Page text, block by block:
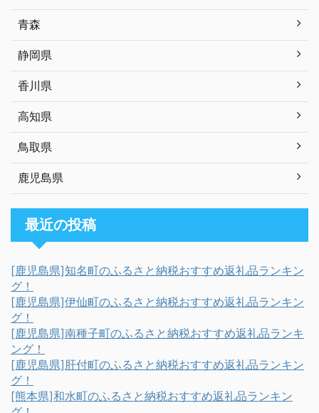
青森
静岡県
香川県
高知県
鳥取県
鹿児島県
最近の投稿
[鹿児島県]知名町のふるさと納税おすすめ返礼品ランキン
グ！
[鹿児島県]伊仙町のふるさと納税おすすめ返礼品ランキン
グ！
[鹿児島県]南種子町のふるさと納税おすすめ返礼品ランキ
ング！
[鹿児島県]肝付町のふるさと納税おすすめ返礼品ランキン
グ！
[熊本県]和水町のふるさと納税おすすめ返礼品ランキン